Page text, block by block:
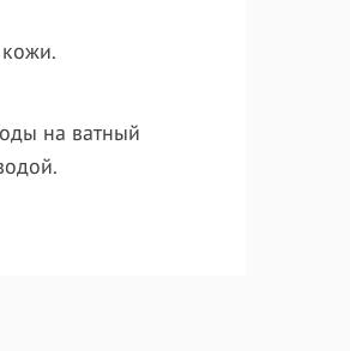
на ватный